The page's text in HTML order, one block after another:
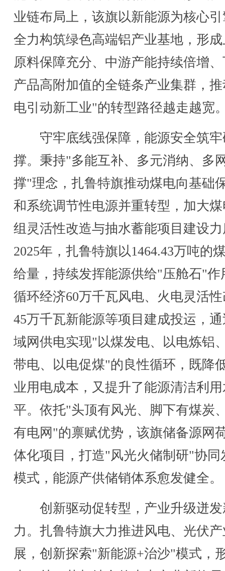
业链布局上，该旗以新能源为核心
全力构筑绿色高端铝产业基地，形
原料保障充分、中游产能持续倍增
产品高附加值的全链条产业集群，
电引动新工业"的转型路径越走越宽
守牢底线强保障，能源安全筑牢
撑。秉持"多能互补、多元消纳、多
撑"理念，扎鲁特旗推动煤电向基础
和系统调节性电源并重转型，加大
组灵活性改造与抽水蓄能项目建设
2025年，扎鲁特旗以1464.43万吨的
给量，持续发挥能源供给"压舱石"作
循环经济60万千瓦风电、火电灵活
45万千瓦新能源等项目建成投运，
域网供电实现"以煤发电、以电炼铝
带电、以电促煤"的良性循环，既降
业用电成本，又提升了能源清洁利
平。依托"头顶有风光、脚下有煤炭
有电网"的禀赋优势，该旗储备源网
体化项目，打造"风光火储制研"协同
模式，能源产供储销体系愈发健全。
创新驱动促转型，产业升级迸发
力。扎鲁特旗大力推进风电、光伏
展，创新探索"新能源+治沙"模式，